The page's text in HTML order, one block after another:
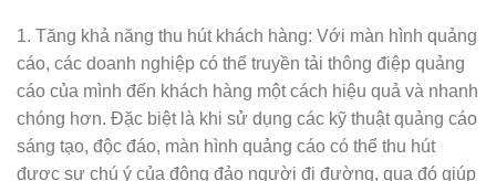
1. Tăng khả năng thu hút khách hàng: Với màn hình quảng
cáo, các doanh nghiệp có thể truyền tải thông điệp quảng
cáo của mình đến khách hàng một cách hiệu quả và nhanh
chóng hơn. Đặc biệt là khi sử dụng các kỹ thuật quảng cáo
sáng tạo, độc đáo, màn hình quảng cáo có thể thu hút
được sự chú ý của đông đảo người đi đường, qua đó giúp